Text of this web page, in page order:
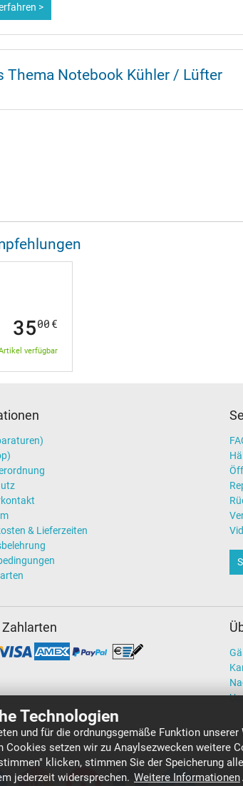
Technologien
und für die ordnungsgemäße Funktion unserer
setzen wir zu Anaylsezwecken weitere
klicken, stimmen Sie der Speicherung
jederzeit widersprechen. Weitere Informationen.
>
Notebook Kühler / Lüfter
verfügbar
3500 €
& Lieferzeiten
Zahlarten